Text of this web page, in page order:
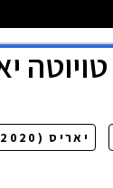
טויוטה